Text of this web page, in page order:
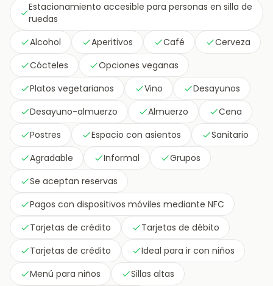
Estacionamiento accesible para personas en silla de
ruedas
Alcohol
Aperitivos Café
Cerveza
Cócteles
Opciones veganas
Platos vegetarianos
Vino
Desayunos
Desayuno-almuerzo
Almuerzo
Cena
Postres
Espacio con asientos
Sanitario
Agradable
Informal
Grupos
Se aceptan reservas
Pagos con dispositivos móviles mediante NFC
Tarjetas de crédito
Tarjetas de débito
Tarjetas de crédito
Ideal para ir con niños
Menú para niños
Sillas altas